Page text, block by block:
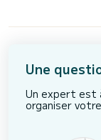
Une
Un expert est
organiser